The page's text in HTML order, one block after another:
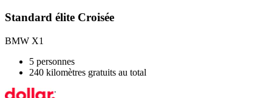
Standard élite Croisée
BMW X1
5 personnes
240 kilomètres gratuits au total